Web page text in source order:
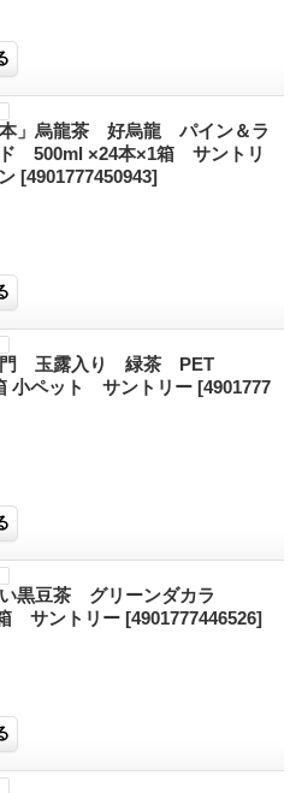
本」烏龍茶 好烏龍 パイン＆ラ
500ml ×24本×1箱 サントリ
[4901777450943]
門 玉露入り 緑茶 PET
小ペット サントリー [4901777
い黒豆茶 グリーンダカラ
サントリー [4901777446526]